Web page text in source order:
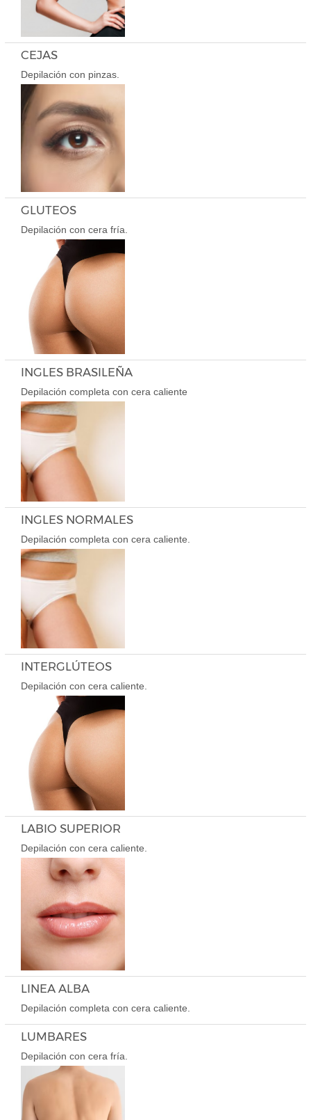
CEJAS
Depilación con pinzas.
GLUTEOS
Depilación con cera fría.
INGLES BRASILEÑA
Depilación completa con cera caliente
INGLES NORMALES
Depilación completa con cera caliente.
INTERGLÚTEOS
Depilación con cera caliente.
LABIO SUPERIOR
Depilación con cera caliente.
LINEA ALBA
Depilación completa con cera caliente.
LUMBARES
Depilación con cera fría.